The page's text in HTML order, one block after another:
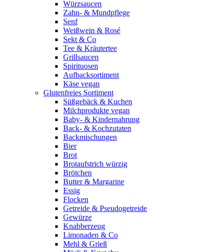
Würzsaucen
Zahn- & Mundpflege
Senf
Weißwein & Rosé
Sekt & Co
Tee & Kräutertee
Grillsaucen
Spirituosen
Aufbacksortiment
Käse vegan
Glutenfreies Sortiment
Süßgebäck & Kuchen
Milchprodukte vegan
Baby- & Kindernahrung
Back- & Kochzutaten
Backmischungen
Bier
Brot
Brotaufstrich würzig
Brötchen
Butter & Margarine
Essig
Flocken
Getreide & Pseudogetreide
Gewürze
Knabberzeug
Limonaden & Co
Mehl & Grieß